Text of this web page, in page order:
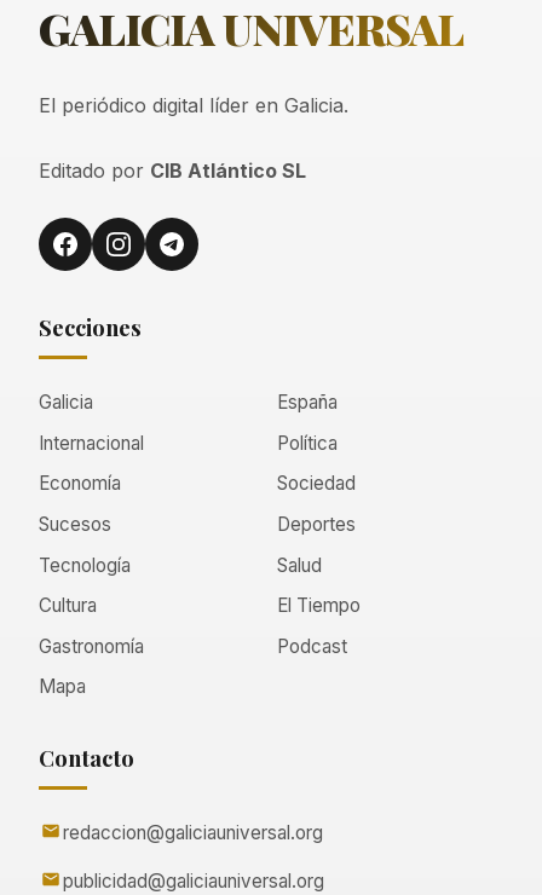
GALICIAUNIVERSAL
El periódico digital líder en Galicia.
Editado por CIB Atlántico SL
Secciones
Galicia
España
Internacional
Política
Economía
Sociedad
Sucesos
Deportes
Tecnología
Salud
Cultura
El Tiempo
Gastronomía
Podcast
Mapa
Contacto
redaccion@galiciauniversal.org
publicidad@galiciauniversal.org